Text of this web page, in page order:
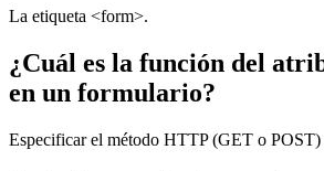
La etiqueta <form>.
¿Cuál es la función del
en un formulario?
Especificar el método HTTP (GET o POST)